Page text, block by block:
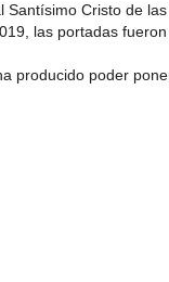
Cristo de
las portadas
producido poder